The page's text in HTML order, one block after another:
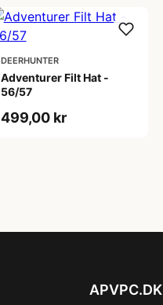
DEERHUNTER
Adventurer Filt Hat -
56/57
499,00 kr
APVPC.DK